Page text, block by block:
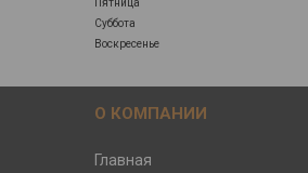
Пятница
Суббота
Воскресенье
О КОМПАНИИ
Главная